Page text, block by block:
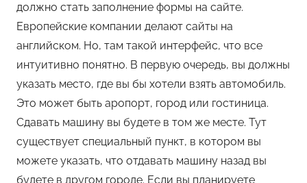
должно стать заполнение формы на сайте.
Европейские компании делают сайты на
английском. Но, там такой интерфейс, что все
интуитивно понятно. В первую очередь, вы должны
указать место, где вы бы хотели взять автомобиль.
Это может быть аропорт, город или гостиница.
Сдавать машину вы будете в том же месте. Тут
существует специальный пункт, в котором вы
можете указать, что отдавать машину назад вы
будете в другом городе. Если вы планируете